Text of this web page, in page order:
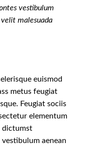
vestibulum
malesuada
euismod
metus feugiat
Feugiat sociis
elementum
dictumst
aenean